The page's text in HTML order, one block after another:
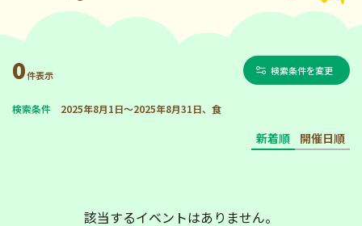
0件表示 検索条件を変更
検索条件 2025年8月1日～2025年8月31日、食
新着順 開催日順
該当するイベントはありません。